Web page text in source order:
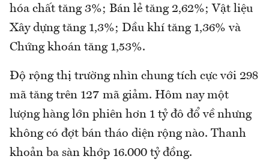
hóa chất tăng 3%; Bán lẻ tăng 2,62%; Vật liệu
Xây dựng tăng 1,3%; Dầu khí tăng 1,36% và
Chứng khoán tăng 1,53%.
Độ rộng thị trường nhìn chung tích cực với 298
mã tăng trên 127 mã giảm. Hôm nay một
lượng hàng lớn phiên hơn 1 tỷ đô đổ về nhưng
không có đợt bán tháo diện rộng nào. Thanh
khoản ba sàn khớp 16.000 tỷ đồng.